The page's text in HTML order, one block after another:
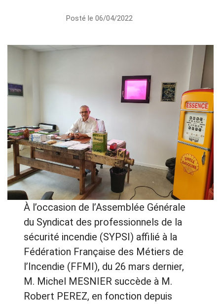
Posté le 06/04/2022
À l’occasion de l’Assemblée Générale
du Syndicat des professionnels de la
sécurité incendie (SYPSI) affilié à la
Fédération Française des Métiers de
l’Incendie (FFMI), du 26 mars dernier,
M. Michel MESNIER succède à M.
Robert PEREZ, en fonction depuis